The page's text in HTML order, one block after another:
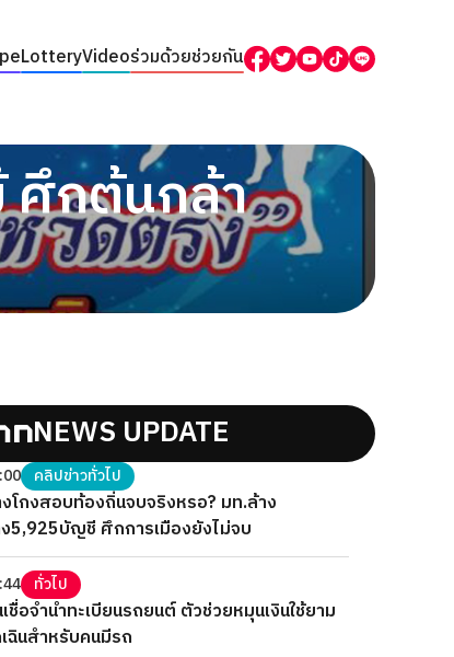
LotteryVideoร่วมด้วยช่วยกัน
ศึกต้นกล้า
NEWS UPDATE
คลิปข่าวทั่วไป
โกงสอบท้องถิ่นจบจริงหรอ? มท.ล้าง
5,925บัญชี ศึกการเมืองยังไม่จบ
ทั่วไป
ชื่อจำนำทะเบียนรถยนต์ ตัวช่วยหมุนเงินใช้ยาม
ฉินสำหรับคนมีรถ